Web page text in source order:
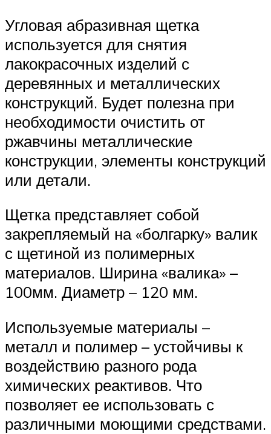
Угловая абразивная щетка
используется для снятия
лакокрасочных изделий с
деревянных и металлических
конструкций. Будет полезна при
необходимости очистить от
ржавчины металлические
конструкции, элементы конструкций
или детали.
Щетка представляет собой
закрепляемый на «болгарку» валик
с щетиной из полимерных
материалов. Ширина «валика» –
100мм. Диаметр – 120 мм.
Используемые материалы –
металл и полимер – устойчивы к
воздействию разного рода
химических реактивов. Что
позволяет ее использовать с
различными моющими средствами.